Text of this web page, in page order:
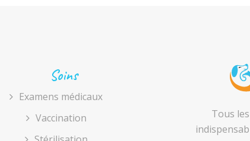
Soins
Examens médicaux
Vaccination
Tous